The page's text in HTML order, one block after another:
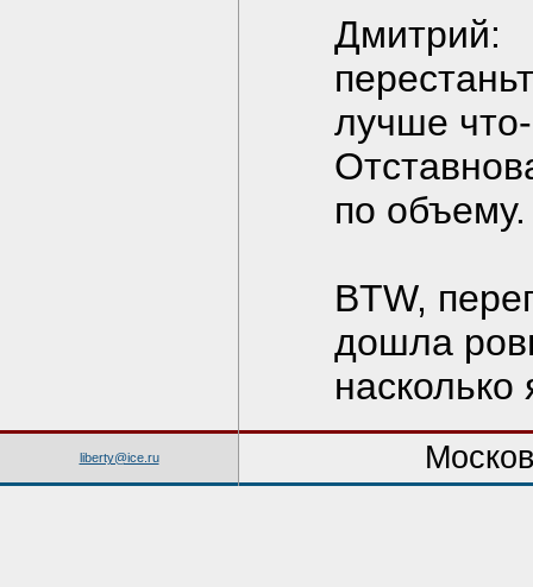
Дмитрий:
лучше
по объему.
BTW,
дошла
liberty@ice.ru